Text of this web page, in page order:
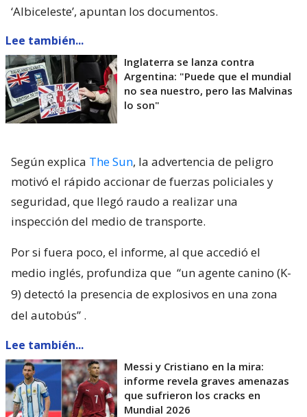
‘Albiceleste’, apuntan los documentos.
Lee también...
Inglaterra se lanza contra
Argentina: "Puede que el mundial
no sea nuestro, pero las Malvinas
lo son"
Según explica The Sun, la advertencia de peligro
motivó el rápido accionar de fuerzas policiales y
seguridad, que llegó raudo a realizar una
inspección del medio de transporte.
Por si fuera poco, el informe, al que accedió el
medio inglés, profundiza que “un agente canino (K-
9) detectó la presencia de explosivos en una zona
del autobús” .
Lee también...
Messi y Cristiano en la mira:
informe revela graves amenazas
que sufrieron los cracks en
Mundial 2026